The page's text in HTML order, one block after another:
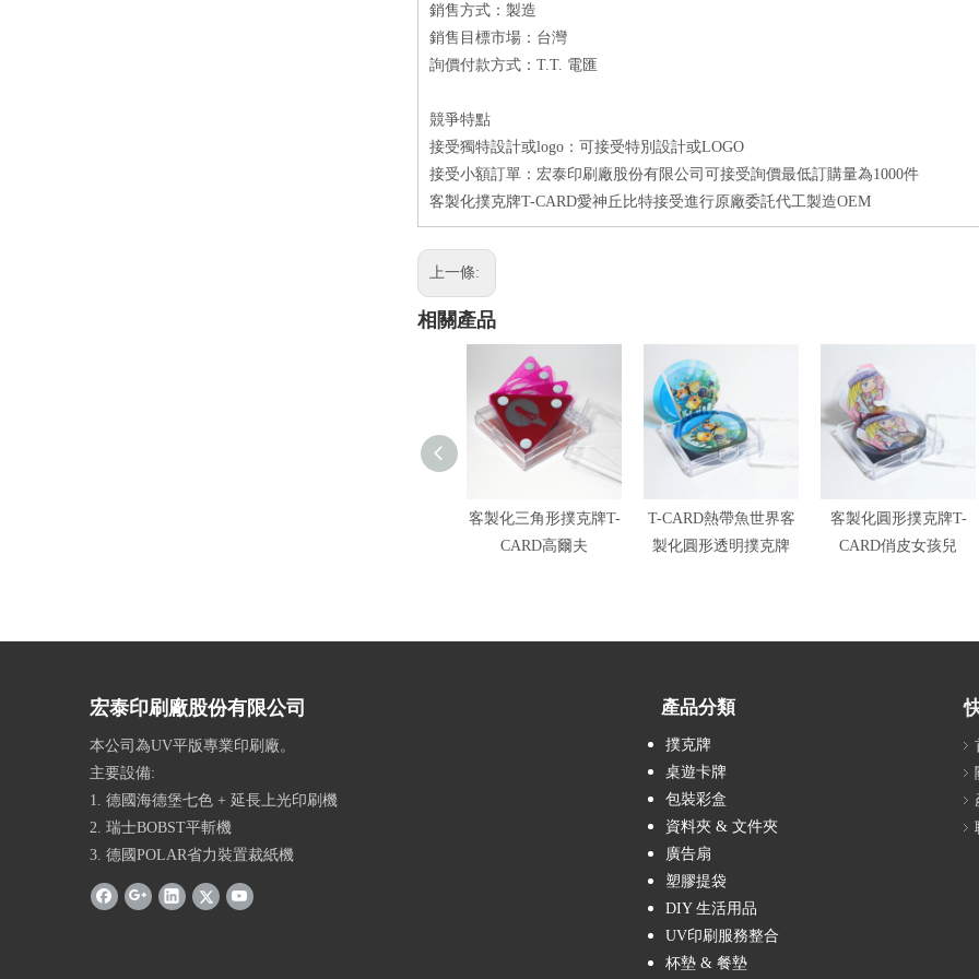
銷售方式：製造
銷售目標市場：台灣
詢價付款方式：T.T. 電匯
競爭特點
接受獨特設計或logo：可接受特別設計或LOGO
接受小額訂單：宏泰印刷廠股份有限公司可接受詢價最低訂購量為1000件
客製化撲克牌T-CARD愛神丘比特接受進行原廠委託代工製造OEM
上一條:
相關產品
客製化三角形撲克牌T-
CARD高爾夫
T-CARD熱帶魚世界客
製化圓形透明撲克牌
客製化圓形撲克牌T-
CARD俏皮女孩兒
宏泰印刷廠股份有限公司
本公司為UV平版專業印刷廠。
主要設備:
1. 德國海德堡七色 + 延長上光印刷機
2. 瑞士BOBST平斬機
3. 德國POLAR省力裝置裁紙機
產品分類
撲克牌
桌遊卡牌
包裝彩盒
資料夾 & 文件夾
廣告扇
塑膠提袋
DIY 生活用品
UV印刷服務整合
杯墊 & 餐墊